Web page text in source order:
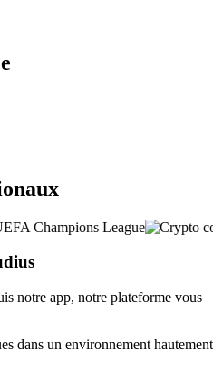
notre app, notre plateforme vous
dans un environnement hautement